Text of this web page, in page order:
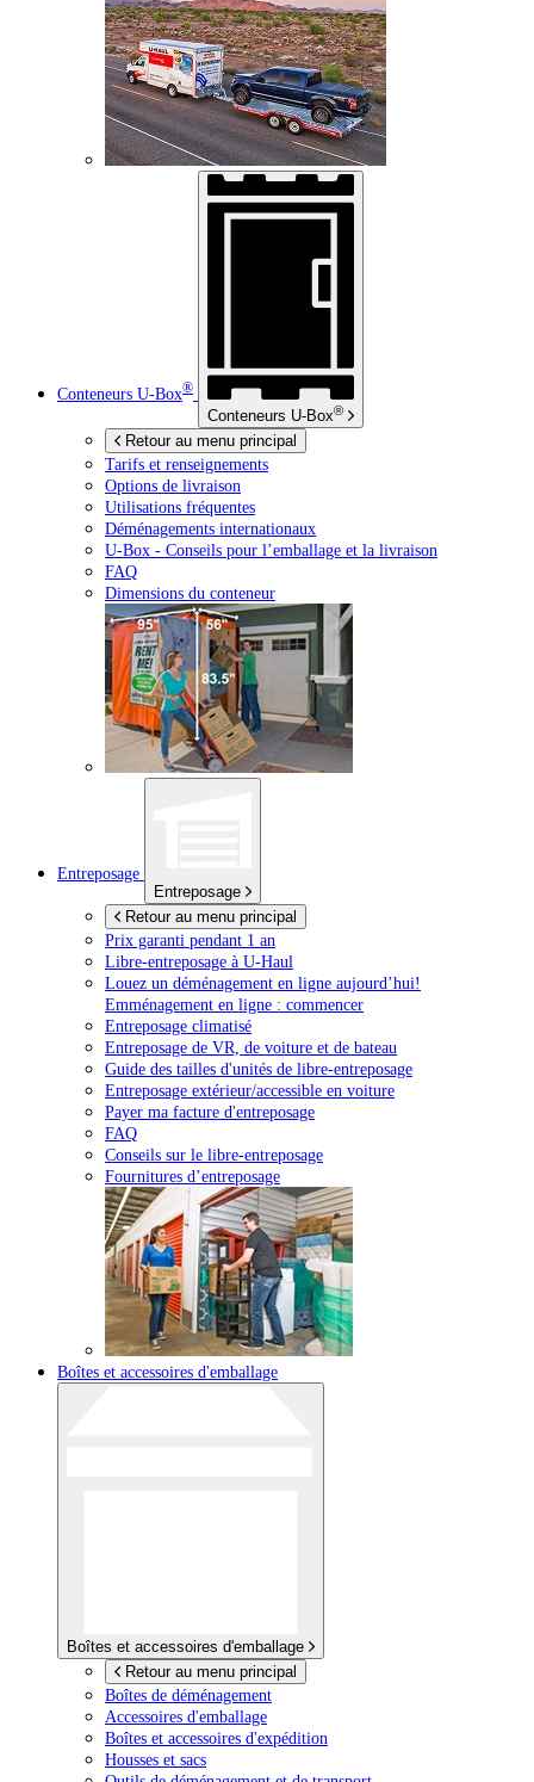
Conteneurs U-Box®
Conteneurs U-Box®
Retour au menu principal
Tarifs et renseignements
Options de livraison
Utilisations fréquentes
Déménagements internationaux
U-Box - Conseils pour l’emballage et la livraison
FAQ
Dimensions du conteneur
Entreposage
Entreposage
Retour au menu principal
Prix garanti pendant 1 an
Libre-entreposage à U-Haul
Louez un déménagement en ligne aujourd’hui!
Emménagement en ligne : commencer
Entreposage climatisé
Entreposage de VR, de voiture et de bateau
Guide des tailles d'unités de libre-entreposage
Entreposage extérieur/accessible en voiture
Payer ma facture d'entreposage
FAQ
Conseils sur le libre-entreposage
Fournitures d’entreposage
Boîtes et accessoires d'emballage
Boîtes et accessoires d'emballage
Retour au menu principal
Boîtes de déménagement
Accessoires d'emballage
Boîtes et accessoires d'expédition
Housses et sacs